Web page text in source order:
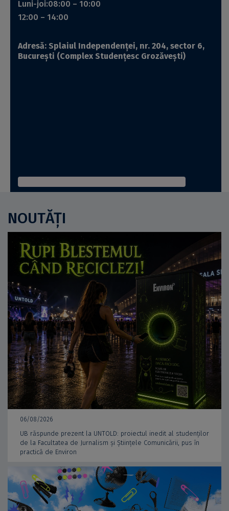
Luni-joi:08:00 – 10:00
12:00 – 14:00
Adresă: Splaiul Independenței, nr. 204, sector 6,
București (Complex Studențesc Grozăvești)
NOUTĂȚI
06/08/2026
UB răspunde prezent la UNTOLD: proiectul inedit al studenților
de la Facultatea de Jurnalism și Științele Comunicării, pus în
practică de Environ